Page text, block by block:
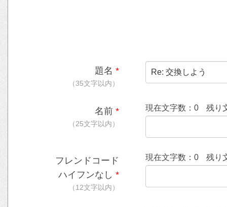
題名 *
（35文字以内）
名前 *
（25文字以内）
現在文字数：0 残り
フレンドコード
ハイフンなし *
（12文字以内）
現在文字数：0 残り